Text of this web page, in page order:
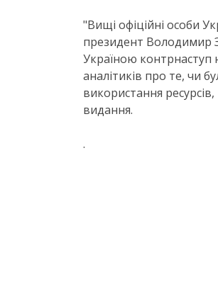
"Вищі офіційні особи
президент Володимир
Україною контрнаступ
аналітиків про те, чи
використання
видання.
.